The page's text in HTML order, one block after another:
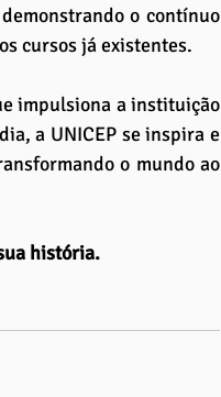
o contínuo
cursos já existentes.
impulsiona a instituição
a UNICEP se inspira e
o mundo ao
história.